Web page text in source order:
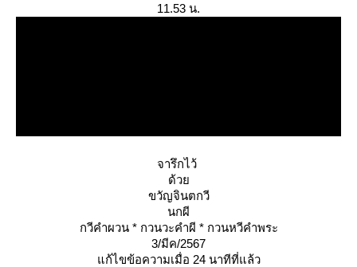
11.53 น.
จารึกไว้
ด้ว
ขวัญจินตกวี
นกผี
กวีคำผวน * กวนวะคำผี * กวนหวีคำพระ
3/มีค/2567
ก้ไขข้อความเมื่อ 24 นาทีที่แล้ว